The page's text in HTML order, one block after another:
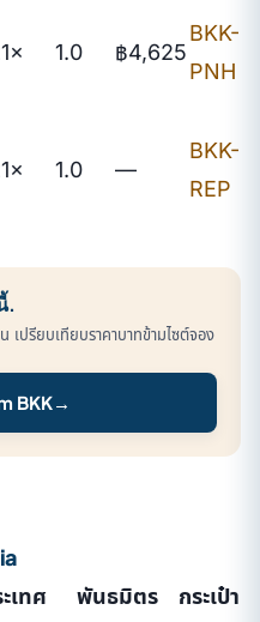
1.0 ฿4,625
BKK-
PNH
1.0 —
BKK-
REP
.
เปรียบเทียบราคาบาทข้ามไซต์จอง
BKK→
เทศ พันธมิตร กระเป๋า